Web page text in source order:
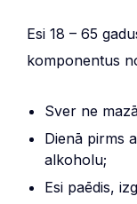
Esi 18 – 65
komponentus
Sver ne
Dienā pirms
alkoholu;
Esi paēdis,